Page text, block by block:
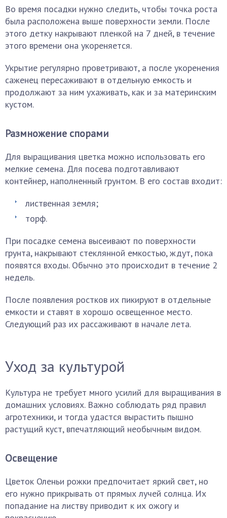
Во время посадки нужно следить, чтобы точка роста
была расположена выше поверхности земли. После
этого детку накрывают пленкой на 7 дней, в течение
этого времени она укореняется.
Укрытие регулярно проветривают, а после укоренения
саженец пересаживают в отдельную емкость и
продолжают за ним ухаживать, как и за материнским
кустом.
Размножение спорами
Для выращивания цветка можно использовать его
мелкие семена. Для посева подготавливают
контейнер, наполненный грунтом. В его состав входит:
лиственная земля;
торф.
При посадке семена высеивают по поверхности
грунта, накрывают стеклянной емкостью, ждут, пока
появятся входы. Обычно это происходит в течение 2
недель.
После появления ростков их пикируют в отдельные
емкости и ставят в хорошо освещенное место.
Следующий раз их рассаживают в начале лета.
Уход за культурой
Культура не требует много усилий для выращивания в
домашних условиях. Важно соблюдать ряд правил
агротехники, и тогда удастся вырастить пышно
растущий куст, впечатляющий необычным видом.
Освещение
Цветок Оленьи рожки предпочитает яркий свет, но
его нужно прикрывать от прямых лучей солнца. Их
попадание на листву приводит к их ожогу и